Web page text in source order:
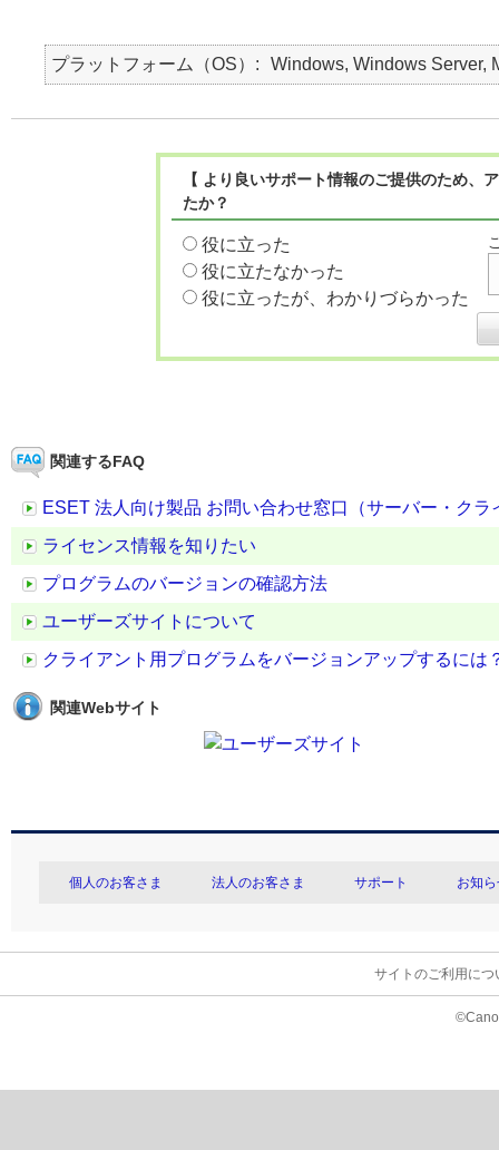
プラットフォーム（OS） Windows, Windows Server,
【 より良いサポート情報のご提供のため
たか？
役に立った
役に立たなかった
役に立ったが、わかりづらかった
関連するFAQ
ESET 法人向け製品 お問い合わせ窓口（サーバー・クラ
ライセンス情報を知りたい
プログラムのバージョンの確認方法
ユーザーズサイトについて
クライアント用プログラムをバージョンアップするには
関連Webサイト
個人のお客さま 法人のお客さま サポート お知
サイトのご利用につ